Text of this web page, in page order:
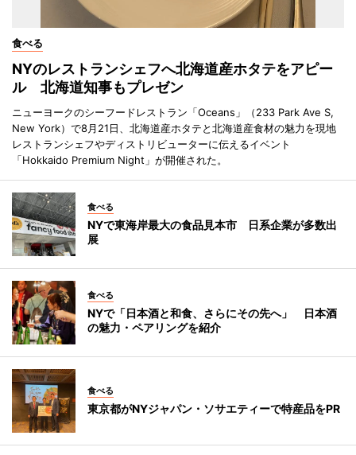
食べる
NYのレストランシェフへ北海道産ホタテをアピー
ル 北海道知事もプレゼン
ニューヨークのシーフードレストラン「Oceans」（233 Park Ave S,
New York）で8月21日、北海道産ホタテと北海道産食材の魅力を現地
レストランシェフやディストリビューターに伝えるイベント
「Hokkaido Premium Night」が開催された。
食べる
NYで東海岸最大の食品見本市 日系企業が多数出
展
食べる
NYで「日本酒と和食、さらにその先へ」 日本酒
の魅力・ペアリングを紹介
食べる
東京都がNYジャパン・ソサエティーで特産品をPR